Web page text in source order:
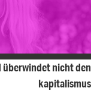
überwindet nicht den
kapitalismus